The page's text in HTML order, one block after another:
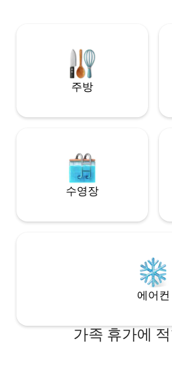
주방
수영장
에어컨
가족 휴가에